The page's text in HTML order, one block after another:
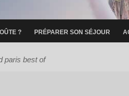
? PRÉPARER SON SÉJOUR
paris best of